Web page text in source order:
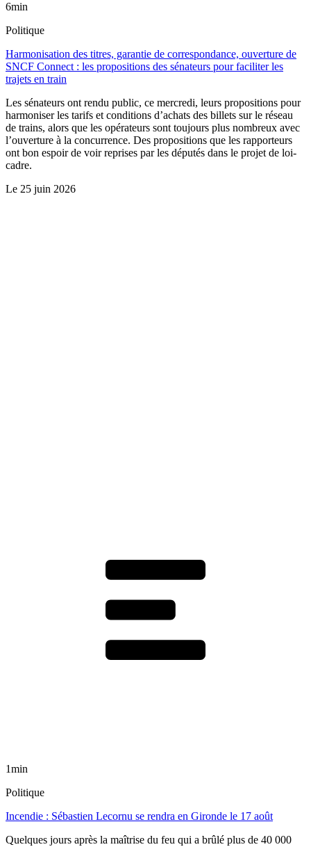
6min
Politique
Harmonisation des titres, garantie de correspondance, ouverture de
SNCF Connect : les propositions des sénateurs pour faciliter les
trajets en train
Les sénateurs ont rendu public, ce mercredi, leurs propositions pour
harmoniser les tarifs et conditions d’achats des billets sur le réseau
de trains, alors que les opérateurs sont toujours plus nombreux avec
l’ouverture à la concurrence. Des propositions que les rapporteurs
ont bon espoir de voir reprises par les députés dans le projet de loi-
cadre.
Le 25 juin 2026
1min
Politique
Incendie : Sébastien Lecornu se rendra en Gironde le 17 août
Quelques jours après la maîtrise du feu qui a brûlé plus de 40 000